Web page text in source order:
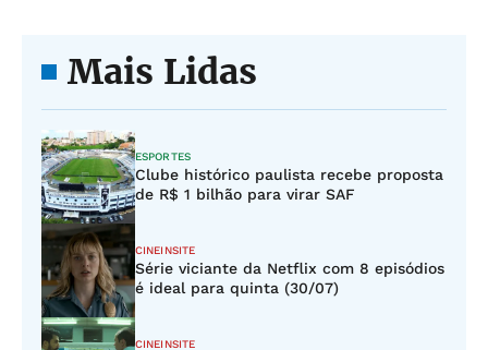
Mais Lidas
ESPORTES
Clube histórico paulista recebe proposta
de R$ 1 bilhão para virar SAF
CINEINSITE
Série viciante da Netflix com 8 episódios
é ideal para quinta (30/07)
CINEINSITE